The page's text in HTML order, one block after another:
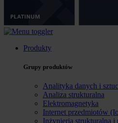
Produkty
Grupy produktów
Analityka danych i
Analiza strukturalna
Elektromagnetyka
Internet przedmiotów
Inżynieria strukturalna